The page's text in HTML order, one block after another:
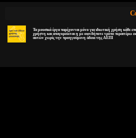
Τα μουσικά έργα παρέχονται μόνο για ιδιωτική χρήση κάθε
χρήστη και απαγορεύεται η με οιονδήποτε τρόπο περαιτέρω
αυτών χωρίς την προηγούμενη άδεια της ΑΕΠΙ